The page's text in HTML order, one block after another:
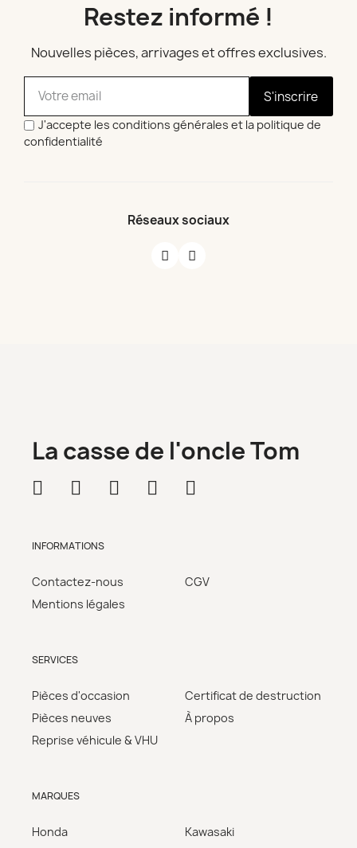
Restez informé !
Nouvelles pièces, arrivages et offres exclusives.
S'inscrire
J'accepte les conditions générales et la politique de
confidentialité
Réseaux sociaux
La casse de l'oncle Tom
INFORMATIONS
Contactez-nous
Mentions légales
CGV
SERVICES
Pièces d'occasion
Pièces neuves
Reprise véhicule & VHU
Certificat de destruction
À propos
MARQUES
Honda
Kawasaki